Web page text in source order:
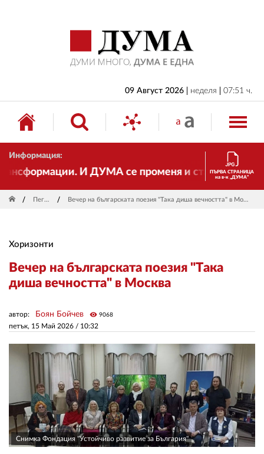
09 Август 2026 неделя 07:51 ч.
Информация:
И ДУМА се променя и става
ПЪРВА СТРАНИЦА
на в-к „ДУМА“
Пегас Вечер на българската поезия "Така диша вечността" в Москва
Снимка Фондация "Устойчиво развитие за България"
Хоризонти
Вечер на българската поезия "Така
диша вечността" в Москва
петък, 15 Май 2026 / 10:32
автор: Боян Бойчев visibility 9068
БЪЛГАРИЯ
ИКОНОМИКА
ИЗБОРИ
СВЯТ
РЕДАКЦИЯ
КОНТАКТИ
РЕКЛАМА
АБОНАМЕНТ
УСЛОВИЯ ЗА ПОЛЗВАНЕ